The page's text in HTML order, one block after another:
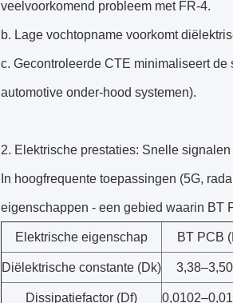
veelvoorkomend probleem met FR-4.
b. Lage vochtopname voorkomt
c. Gecontroleerde CTE minimaliseert
automotive onder-hood systemen).
2. Elektrische prestaties: Snelle
In hoogfrequente toepassingen (5G,
eigenschappen - een gebied waarin BT
Elektrische eigenschap BT PCB
Diëlektrische constante (Dk)
Dissipatiefactor (Df)